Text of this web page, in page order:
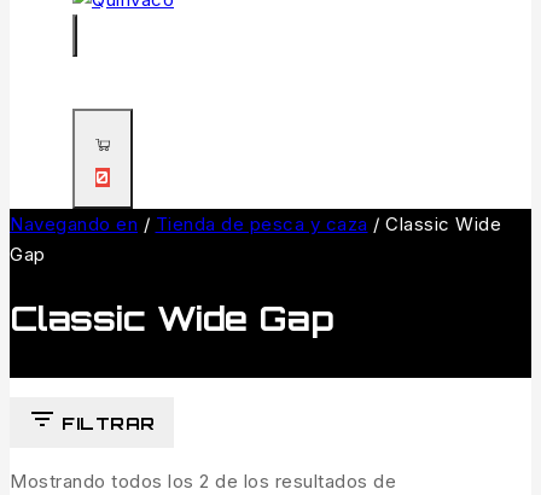
0
Navegando en / Tienda de pesca y caza / Classic Wide
Gap
Classic Wide Gap
FILTRAR
Mostrando todos los 2 de los resultados de